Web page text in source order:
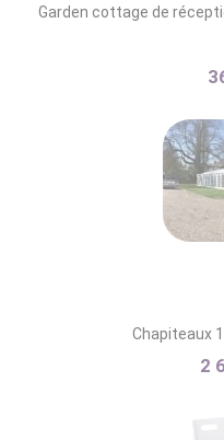
Garden cottage de
Chapiteaux
2